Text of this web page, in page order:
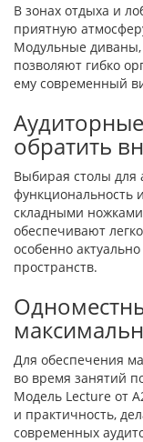
В зонах отдыха и
приятную
Модульные диваны,
позволяют гибко
ему современный
обратить
Выбирая столы для
функциональность
складными
обеспечивают
особенно
пространств.
Для обеспечения
во время занятий
Модель Lecture от
и практичность,
современных